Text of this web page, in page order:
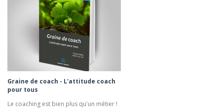
Graine de coach - L'attitude coach
pour tous
Le coaching est bien plus qu'un métier !